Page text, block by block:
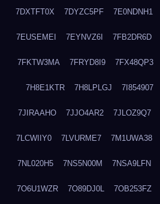
7DXTFT0X 7DYZC5PF 7E0NDNH1
7EUSEMEI 7EYNVZ6I 7FB2DR6D
7FKTW3MA 7FRYD8I9 7FX48QP3
7H8E1KTR 7H8LPLGJ 7I854907
7JIRAAHO 7JJO4AR2 7JLOZ9Q7
7LCWIIY0 7LVURME7 7M1UWA38
7NL020H5 7NS5N00M 7NSA9LFN
7O6U1WZR 7O89DJ0L 7OB253FZ